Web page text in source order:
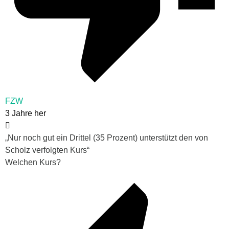
FZW
3 Jahre her
„Nur noch gut ein Drittel (35 Prozent) unterstützt den von
Scholz verfolgten Kurs“
Welchen Kurs?